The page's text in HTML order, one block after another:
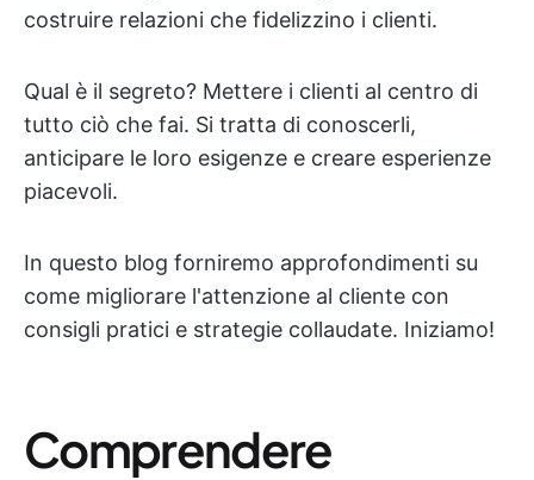
costruire relazioni che fidelizzino i clienti.
Qual è il segreto? Mettere i clienti al centro di
tutto ciò che fai. Si tratta di conoscerli,
anticipare le loro esigenze e creare esperienze
piacevoli.
In questo blog forniremo approfondimenti su
come migliorare l'attenzione al cliente con
consigli pratici e strategie collaudate. Iniziamo!
Comprendere